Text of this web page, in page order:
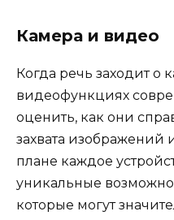
Камера и видео
Когда речь заходит о
видеофункциях
оценить, как они
захвата изображений
плане каждое
уникальные
которые могут